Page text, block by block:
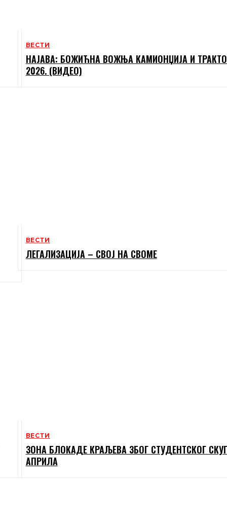
ВЕСТИ
НАЈАВА: БОЖИЋНА ВОЖЊА КАМИОНЏИЈА И
2026. (ВИДЕО)
ВЕСТИ
ЛЕГАЛИЗАЦИЈА – СВОЈ НА СВОМЕ
ВЕСТИ
ЗОНА БЛОКАДЕ КРАЉЕВА ЗБОГ СТУДЕНТСКОГ
АПРИЛА